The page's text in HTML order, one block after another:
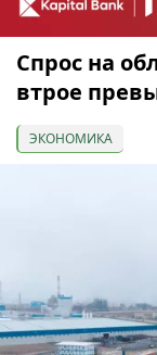
Спрос на
втрое
ЭКОНОМИКА